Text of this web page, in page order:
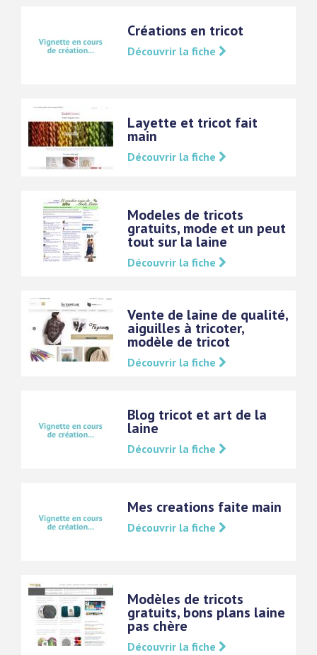
Créations en tricot
Découvrir la fiche
Layette et tricot fait
main
Découvrir la fiche
Modeles de tricots
gratuits, mode et un peut
tout sur la laine
Découvrir la fiche
Vente de laine de qualité,
aiguilles à tricoter,
modèle de tricot
Découvrir la fiche
Blog tricot et art de la
laine
Découvrir la fiche
Mes creations faite main
Découvrir la fiche
Modèles de tricots
gratuits, bons plans laine
pas chère
Découvrir la fiche